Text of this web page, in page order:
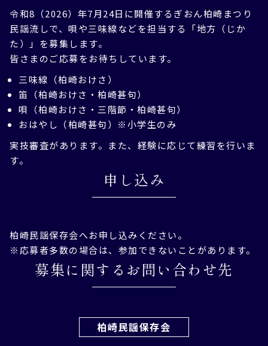
令和8（2026）年7月24日に開催するぎおん柏崎まつり
民謡流しで、唄や三味線などを担当する「地方（じか
た）」を募集します。
皆さまのご応募をお待ちしています。
三味線（柏崎おけさ）
笛（柏崎おけさ・柏崎甚句）
唄（柏崎おけさ・三階節・柏崎甚句）
おはやし（柏崎甚句）※小学生のみ
実技審査があります。また、経験に応じて練習を行いま
す。
申し込み
柏崎民謡保存会へお申し込みください。
※応募者多数の場合は、参加できないことがあります。
募集に関するお問い合わせ先
柏崎民謡保存会